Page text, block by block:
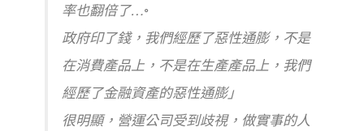
率也翻倍了…◦
政府印了錢，我們經歷了惡性通膨，不是
在消費產品上，不是在生產產品上，我們
經歷了金融資產的惡性通膨」
很明顯，營運公司受到歧視，做實事的人